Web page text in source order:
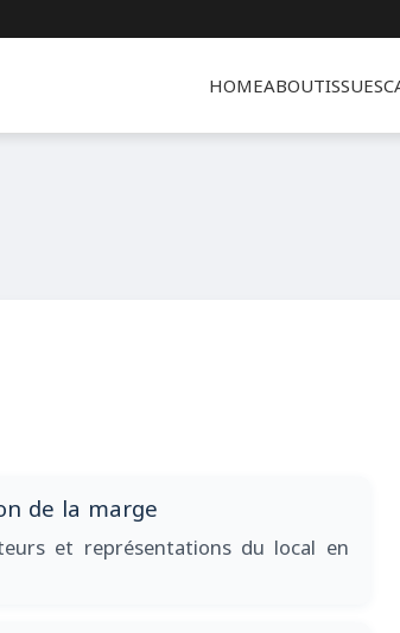
HOMEABOUTISSUES
de la marge
et représentations du local en